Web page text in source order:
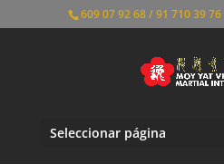
609 07 92 68 / 91 710 39 76
Seleccionar página